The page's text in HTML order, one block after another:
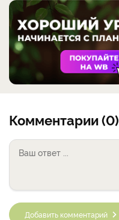
Комментарии (0)
Добавить комментарий